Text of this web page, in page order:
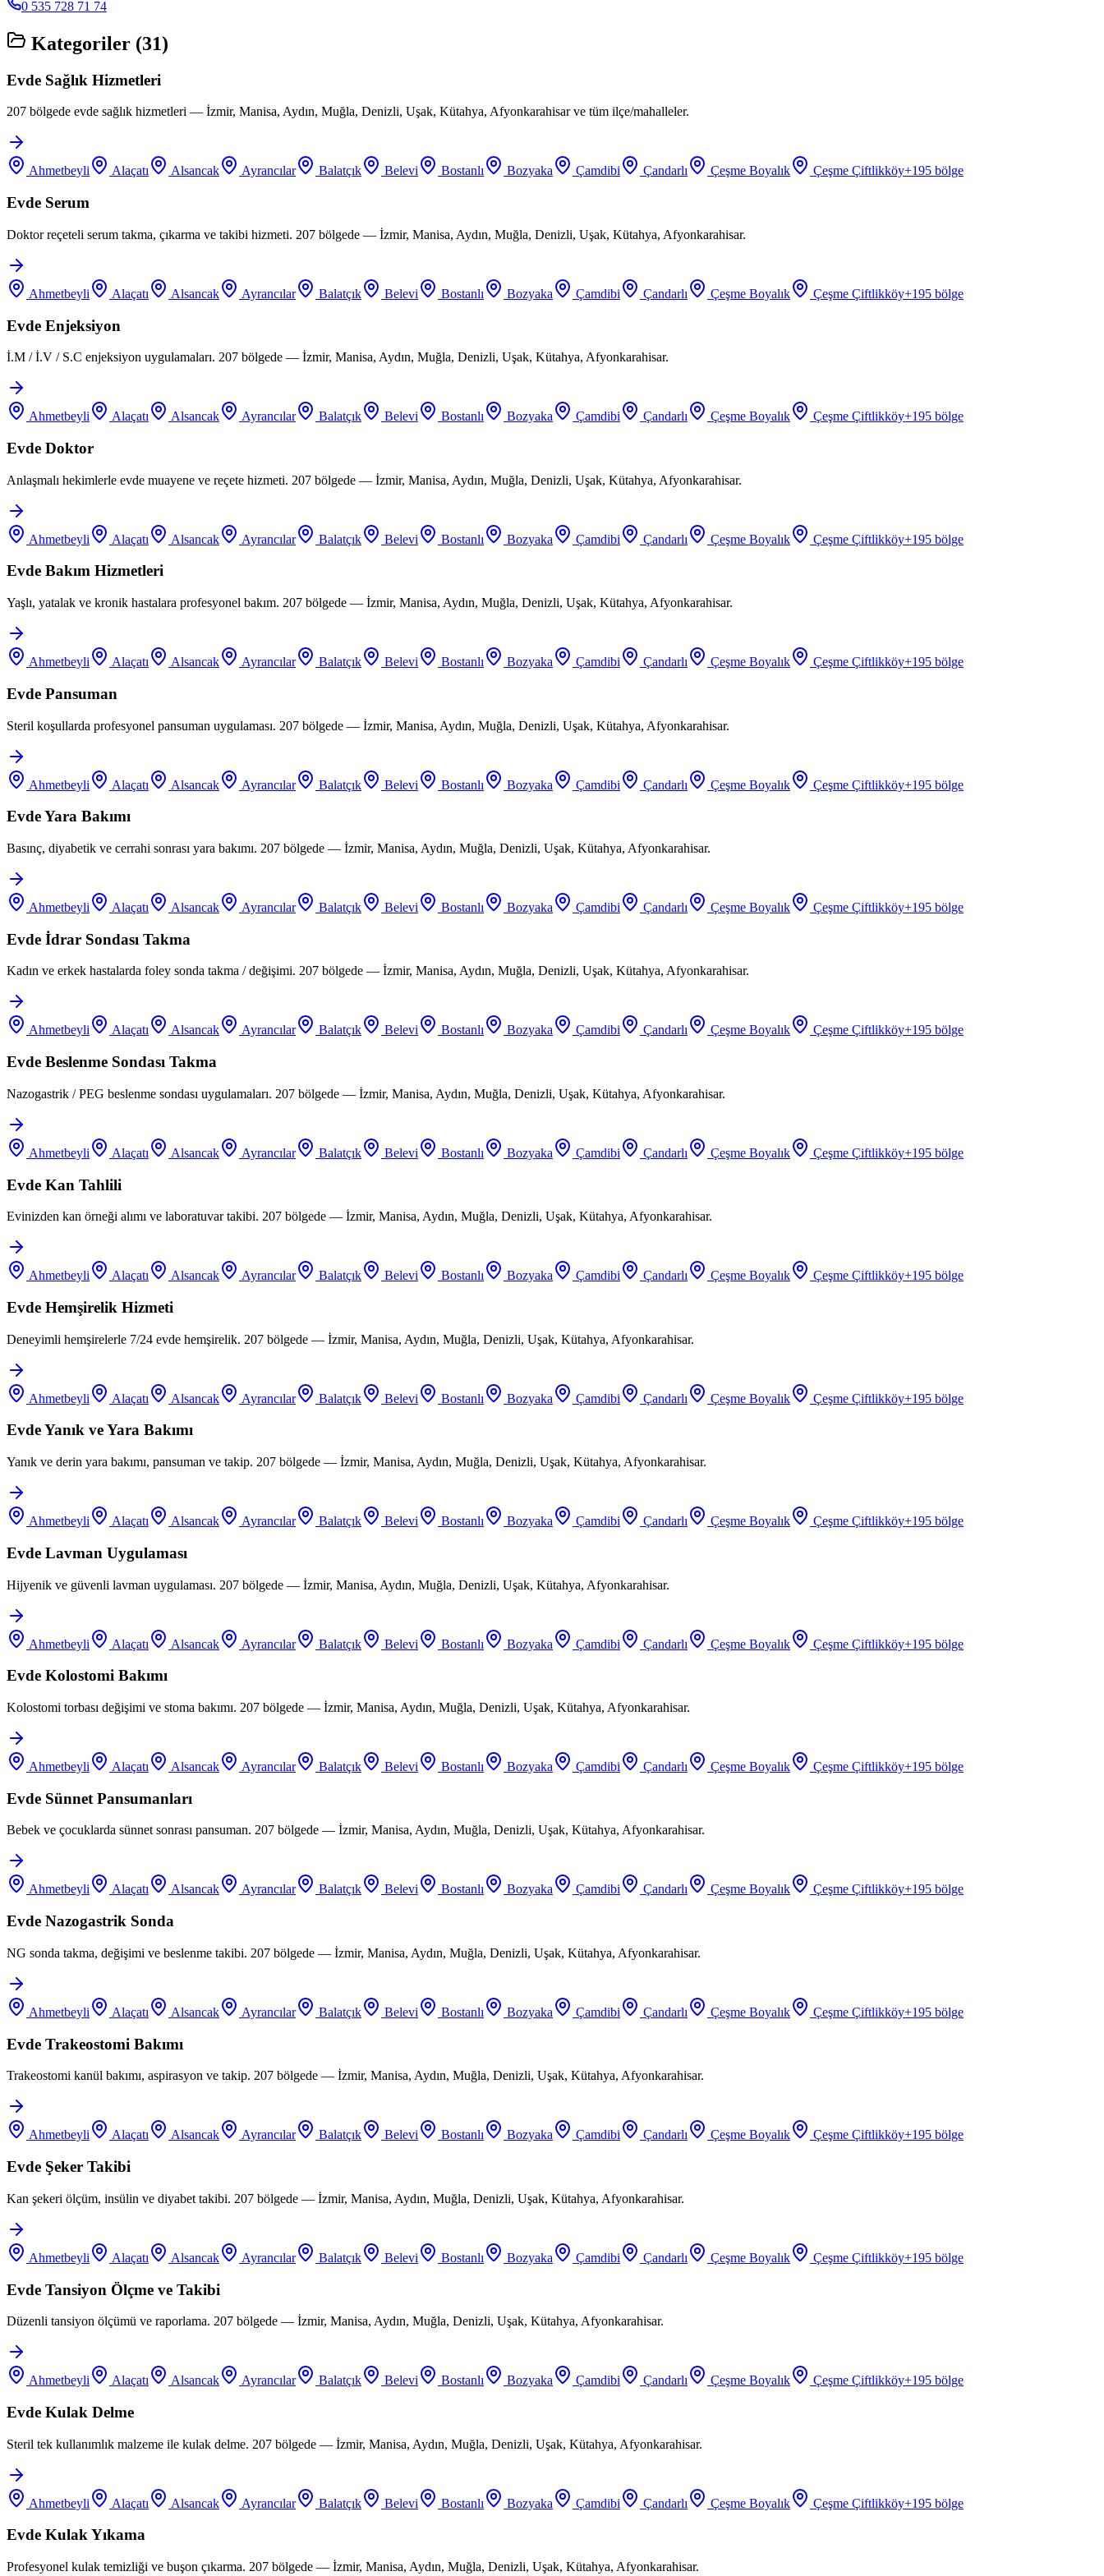
0 535 728 71 74
Kategoriler (31)
Evde Sağlık Hizmetleri
207 bölgede evde sağlık hizmetleri — İzmir, Manisa, Aydın, Muğla, Denizli, Uşak, Kütahya, Afyonkarahisar ve tüm ilçe/mahalleler.
Ahmetbeyli Alaçatı Alsancak Ayrancılar Balatçık Belevi Bostanlı Bozyaka Çamdibi Çandarlı Çeşme Boyalık Çeşme Çiftlikköy+195 bölge
Evde Serum
Doktor reçeteli serum takma, çıkarma ve takibi hizmeti. 207 bölgede — İzmir, Manisa, Aydın, Muğla, Denizli, Uşak, Kütahya, Afyonkarahisar.
Ahmetbeyli Alaçatı Alsancak Ayrancılar Balatçık Belevi Bostanlı Bozyaka Çamdibi Çandarlı Çeşme Boyalık Çeşme Çiftlikköy+195 bölge
Evde Enjeksiyon
İ.M / İ.V / S.C enjeksiyon uygulamaları. 207 bölgede — İzmir, Manisa, Aydın, Muğla, Denizli, Uşak, Kütahya, Afyonkarahisar.
Ahmetbeyli Alaçatı Alsancak Ayrancılar Balatçık Belevi Bostanlı Bozyaka Çamdibi Çandarlı Çeşme Boyalık Çeşme Çiftlikköy+195 bölge
Evde Doktor
Anlaşmalı hekimlerle evde muayene ve reçete hizmeti. 207 bölgede — İzmir, Manisa, Aydın, Muğla, Denizli, Uşak, Kütahya, Afyonkarahisar.
Ahmetbeyli Alaçatı Alsancak Ayrancılar Balatçık Belevi Bostanlı Bozyaka Çamdibi Çandarlı Çeşme Boyalık Çeşme Çiftlikköy+195 bölge
Evde Bakım Hizmetleri
Yaşlı, yatalak ve kronik hastalara profesyonel bakım. 207 bölgede — İzmir, Manisa, Aydın, Muğla, Denizli, Uşak, Kütahya, Afyonkarahisar.
Ahmetbeyli Alaçatı Alsancak Ayrancılar Balatçık Belevi Bostanlı Bozyaka Çamdibi Çandarlı Çeşme Boyalık Çeşme Çiftlikköy+195 bölge
Evde Pansuman
Steril koşullarda profesyonel pansuman uygulaması. 207 bölgede — İzmir, Manisa, Aydın, Muğla, Denizli, Uşak, Kütahya, Afyonkarahisar.
Ahmetbeyli Alaçatı Alsancak Ayrancılar Balatçık Belevi Bostanlı Bozyaka Çamdibi Çandarlı Çeşme Boyalık Çeşme Çiftlikköy+195 bölge
Evde Yara Bakımı
Basınç, diyabetik ve cerrahi sonrası yara bakımı. 207 bölgede — İzmir, Manisa, Aydın, Muğla, Denizli, Uşak, Kütahya, Afyonkarahisar.
Ahmetbeyli Alaçatı Alsancak Ayrancılar Balatçık Belevi Bostanlı Bozyaka Çamdibi Çandarlı Çeşme Boyalık Çeşme Çiftlikköy+195 bölge
Evde İdrar Sondası Takma
Kadın ve erkek hastalarda foley sonda takma / değişimi. 207 bölgede — İzmir, Manisa, Aydın, Muğla, Denizli, Uşak, Kütahya, Afyonkarahisar.
Ahmetbeyli Alaçatı Alsancak Ayrancılar Balatçık Belevi Bostanlı Bozyaka Çamdibi Çandarlı Çeşme Boyalık Çeşme Çiftlikköy+195 bölge
Evde Beslenme Sondası Takma
Nazogastrik / PEG beslenme sondası uygulamaları. 207 bölgede — İzmir, Manisa, Aydın, Muğla, Denizli, Uşak, Kütahya, Afyonkarahisar.
Ahmetbeyli Alaçatı Alsancak Ayrancılar Balatçık Belevi Bostanlı Bozyaka Çamdibi Çandarlı Çeşme Boyalık Çeşme Çiftlikköy+195 bölge
Evde Kan Tahlili
Evinizden kan örneği alımı ve laboratuvar takibi. 207 bölgede — İzmir, Manisa, Aydın, Muğla, Denizli, Uşak, Kütahya, Afyonkarahisar.
Ahmetbeyli Alaçatı Alsancak Ayrancılar Balatçık Belevi Bostanlı Bozyaka Çamdibi Çandarlı Çeşme Boyalık Çeşme Çiftlikköy+195 bölge
Evde Hemşirelik Hizmeti
Deneyimli hemşirelerle 7/24 evde hemşirelik. 207 bölgede — İzmir, Manisa, Aydın, Muğla, Denizli, Uşak, Kütahya, Afyonkarahisar.
Ahmetbeyli Alaçatı Alsancak Ayrancılar Balatçık Belevi Bostanlı Bozyaka Çamdibi Çandarlı Çeşme Boyalık Çeşme Çiftlikköy+195 bölge
Evde Yanık ve Yara Bakımı
Yanık ve derin yara bakımı, pansuman ve takip. 207 bölgede — İzmir, Manisa, Aydın, Muğla, Denizli, Uşak, Kütahya, Afyonkarahisar.
Ahmetbeyli Alaçatı Alsancak Ayrancılar Balatçık Belevi Bostanlı Bozyaka Çamdibi Çandarlı Çeşme Boyalık Çeşme Çiftlikköy+195 bölge
Evde Lavman Uygulaması
Hijyenik ve güvenli lavman uygulaması. 207 bölgede — İzmir, Manisa, Aydın, Muğla, Denizli, Uşak, Kütahya, Afyonkarahisar.
Ahmetbeyli Alaçatı Alsancak Ayrancılar Balatçık Belevi Bostanlı Bozyaka Çamdibi Çandarlı Çeşme Boyalık Çeşme Çiftlikköy+195 bölge
Evde Kolostomi Bakımı
Kolostomi torbası değişimi ve stoma bakımı. 207 bölgede — İzmir, Manisa, Aydın, Muğla, Denizli, Uşak, Kütahya, Afyonkarahisar.
Ahmetbeyli Alaçatı Alsancak Ayrancılar Balatçık Belevi Bostanlı Bozyaka Çamdibi Çandarlı Çeşme Boyalık Çeşme Çiftlikköy+195 bölge
Evde Sünnet Pansumanları
Bebek ve çocuklarda sünnet sonrası pansuman. 207 bölgede — İzmir, Manisa, Aydın, Muğla, Denizli, Uşak, Kütahya, Afyonkarahisar.
Ahmetbeyli Alaçatı Alsancak Ayrancılar Balatçık Belevi Bostanlı Bozyaka Çamdibi Çandarlı Çeşme Boyalık Çeşme Çiftlikköy+195 bölge
Evde Nazogastrik Sonda
NG sonda takma, değişimi ve beslenme takibi. 207 bölgede — İzmir, Manisa, Aydın, Muğla, Denizli, Uşak, Kütahya, Afyonkarahisar.
Ahmetbeyli Alaçatı Alsancak Ayrancılar Balatçık Belevi Bostanlı Bozyaka Çamdibi Çandarlı Çeşme Boyalık Çeşme Çiftlikköy+195 bölge
Evde Trakeostomi Bakımı
Trakeostomi kanül bakımı, aspirasyon ve takip. 207 bölgede — İzmir, Manisa, Aydın, Muğla, Denizli, Uşak, Kütahya, Afyonkarahisar.
Ahmetbeyli Alaçatı Alsancak Ayrancılar Balatçık Belevi Bostanlı Bozyaka Çamdibi Çandarlı Çeşme Boyalık Çeşme Çiftlikköy+195 bölge
Evde Şeker Takibi
Kan şekeri ölçüm, insülin ve diyabet takibi. 207 bölgede — İzmir, Manisa, Aydın, Muğla, Denizli, Uşak, Kütahya, Afyonkarahisar.
Ahmetbeyli Alaçatı Alsancak Ayrancılar Balatçık Belevi Bostanlı Bozyaka Çamdibi Çandarlı Çeşme Boyalık Çeşme Çiftlikköy+195 bölge
Evde Tansiyon Ölçme ve Takibi
Düzenli tansiyon ölçümü ve raporlama. 207 bölgede — İzmir, Manisa, Aydın, Muğla, Denizli, Uşak, Kütahya, Afyonkarahisar.
Ahmetbeyli Alaçatı Alsancak Ayrancılar Balatçık Belevi Bostanlı Bozyaka Çamdibi Çandarlı Çeşme Boyalık Çeşme Çiftlikköy+195 bölge
Evde Kulak Delme
Steril tek kullanımlık malzeme ile kulak delme. 207 bölgede — İzmir, Manisa, Aydın, Muğla, Denizli, Uşak, Kütahya, Afyonkarahisar.
Ahmetbeyli Alaçatı Alsancak Ayrancılar Balatçık Belevi Bostanlı Bozyaka Çamdibi Çandarlı Çeşme Boyalık Çeşme Çiftlikköy+195 bölge
Evde Kulak Yıkama
Profesyonel kulak temizliği ve buşon çıkarma. 207 bölgede — İzmir, Manisa, Aydın, Muğla, Denizli, Uşak, Kütahya, Afyonkarahisar.